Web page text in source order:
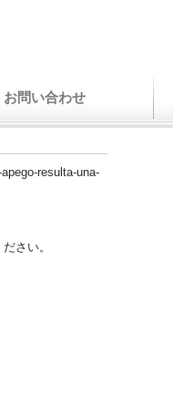
お問い合わせ
resulta-una-
さい。